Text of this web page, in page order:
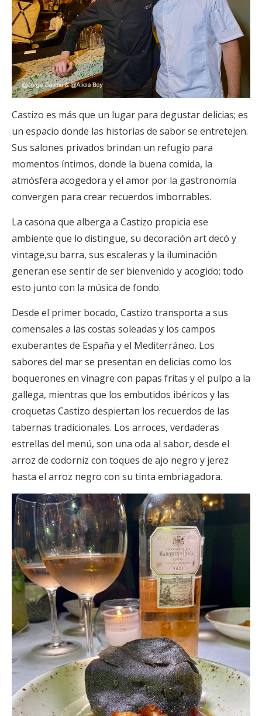
Castizo es más que un lugar para degustar delicias; es
un espacio donde las historias de sabor se entretejen.
Sus salones privados brindan un refugio para
momentos íntimos, donde la buena comida, la
atmósfera acogedora y el amor por la gastronomía
convergen para crear recuerdos imborrables.
La casona que alberga a Castizo propicia ese
ambiente que lo distingue, su decoración art decó y
vintage,su barra, sus escaleras y la iluminación
generan ese sentir de ser bienvenido y acogido; todo
esto junto con la música de fondo.
Desde el primer bocado, Castizo transporta a sus
comensales a las costas soleadas y los campos
exuberantes de España y el Mediterráneo. Los
sabores del mar se presentan en delicias como los
boquerones en vinagre con papas fritas y el pulpo a la
gallega, mientras que los embutidos ibéricos y las
croquetas Castizo despiertan los recuerdos de las
tabernas tradicionales. Los arroces, verdaderas
estrellas del menú, son una oda al sabor, desde el
arroz de codorniz con toques de ajo negro y jerez
hasta el arroz negro con su tinta embriagadora.